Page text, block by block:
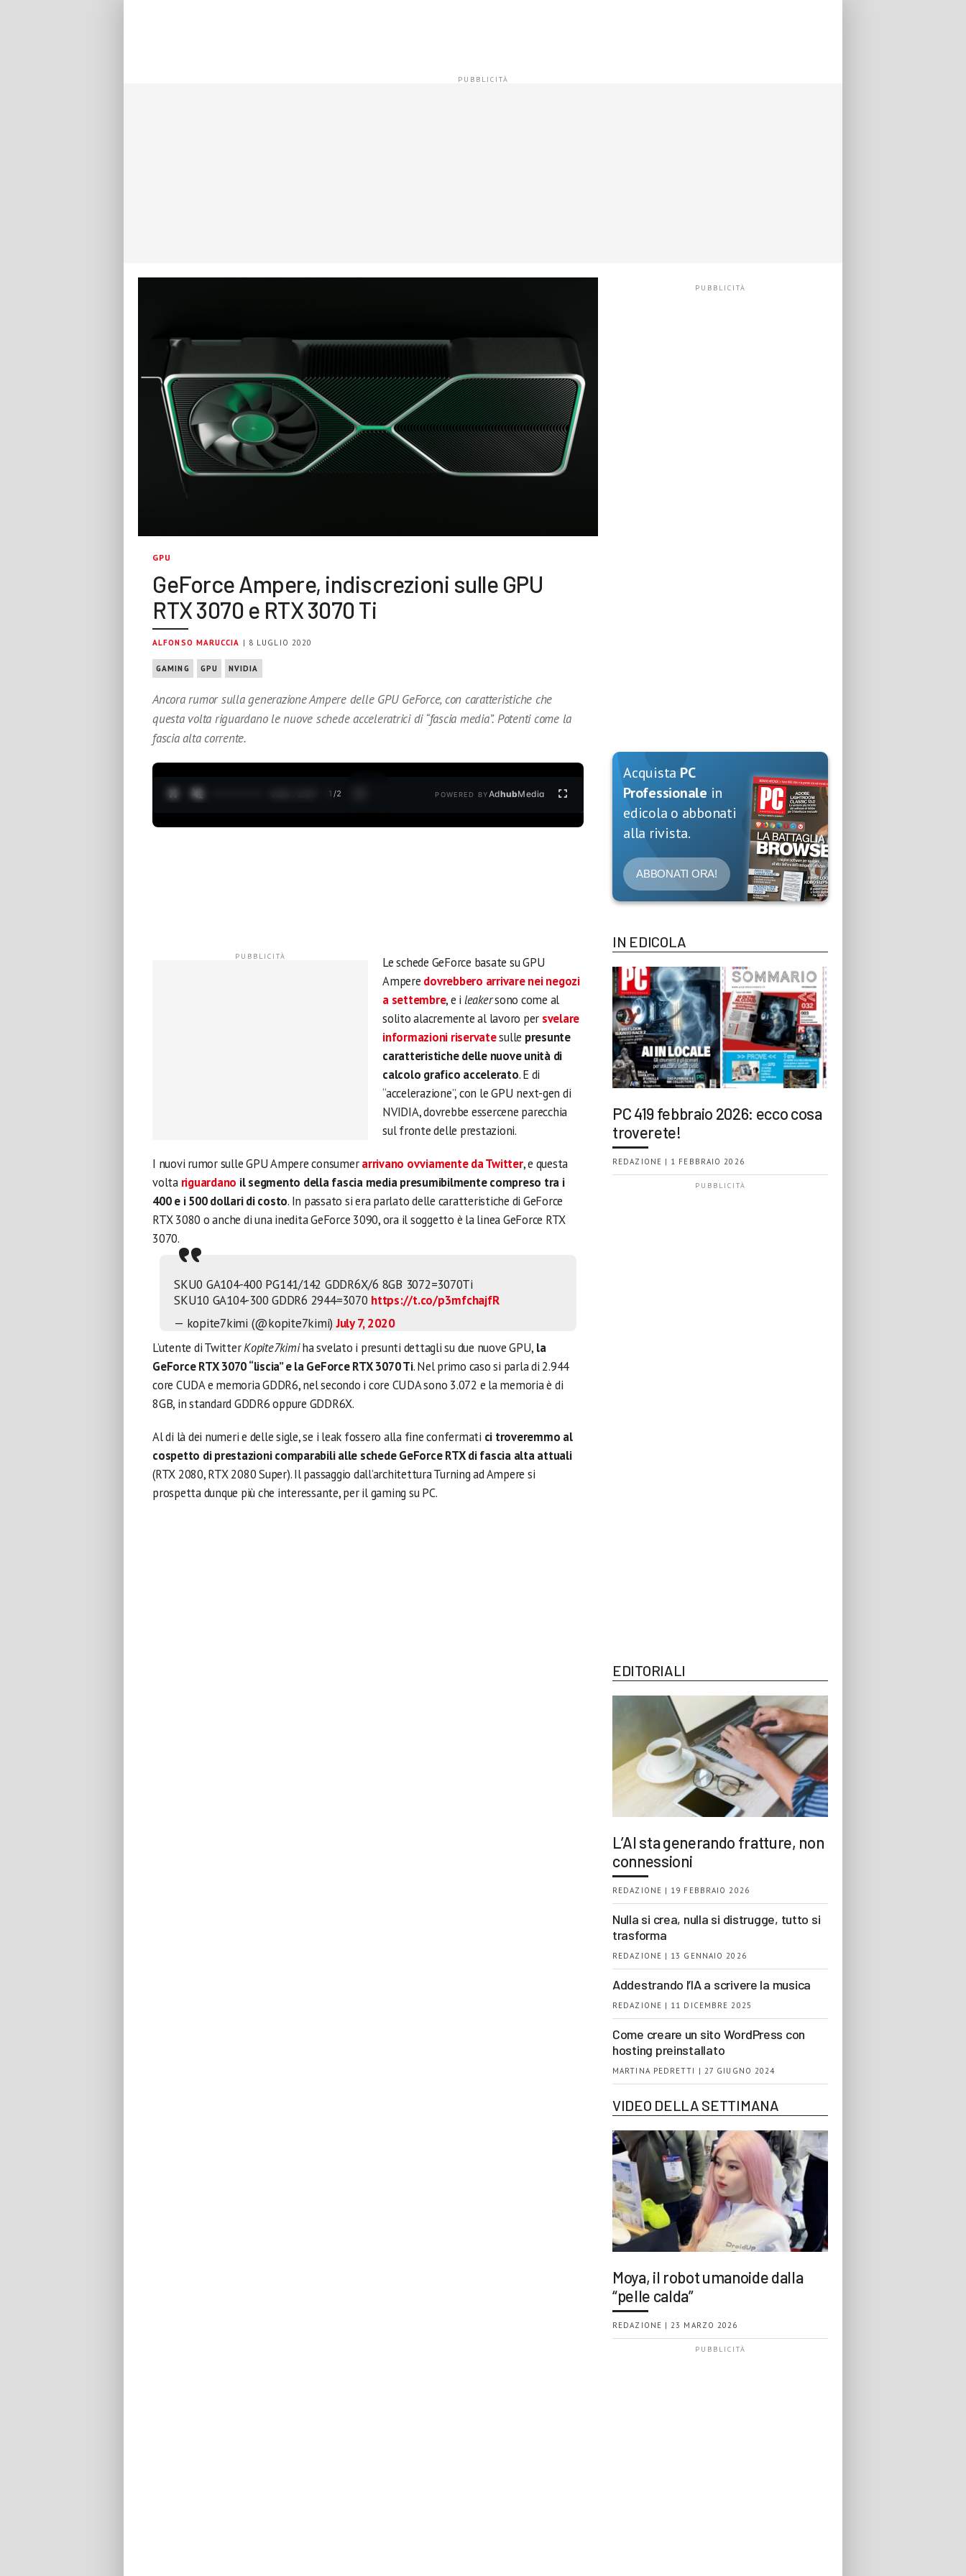
GPU
GeForce Ampere, indiscrezioni sulle GPU
RTX 3070 e RTX 3070 Ti
ALFONSO MARUCCIA | 8 LUGLIO 2020
GAMING GPU NVIDIA
Ancora rumor sulla generazione Ampere delle GPU GeForce, con caratteristiche che
questa volta riguardano le nuove schede acceleratrici di “fascia media”. Potenti come la
fascia alta corrente.
1 /2 POWERED BYAdhubMedia
Le schede GeForce basate su GPU
Ampere dovrebbero arrivare nei negozi
a settembre, e i leakersono come al
solito alacremente al lavoro per svelare
informazioni riservatesulle presunte
caratteristiche delle nuove unità di
calcolo grafico accelerato. E di
“accelerazione”, con le GPU next-gen di
NVIDIA, dovrebbe essercene parecchia
sul fronte delle prestazioni.
I nuovi rumor sulle GPU Ampere consumerarrivano ovviamente da Twitter, e questa
volta riguardano il segmento della fascia media presumibilmente compreso tra i
400 e i 500 dollari di costo. In passato si era parlato delle caratteristiche di GeForce
RTX 3080 o anche di una inedita GeForce 3090, ora il soggetto è la linea GeForce RTX
3070.
SKU0 GA104-400 PG141/142 GDDR6X/6 8GB 3072=3070Ti
SKU10 GA104-300 GDDR6 2944=3070 https://t.co/p3mfchajfR
— kopite7kimi (@kopite7kimi)July 7, 2020
L’utente di TwitterKopite7kimiha svelato i presunti dettagli su due nuove GPU, la
GeForce RTX 3070 “liscia” e la GeForce RTX 3070 Ti. Nel primo caso si parla di 2.944
core CUDA e memoria GDDR6, nel secondo i core CUDA sono 3.072 e la memoria è di
8GB, in standard GDDR6 oppure GDDR6X.
Al di là dei numeri e delle sigle, se i leak fossero alla fine confermati ci troveremmo al
cospetto di prestazioni comparabili alle schede GeForce RTX di fascia alta attuali
(RTX 2080, RTX 2080 Super). Il passaggio dall’architettura Turning ad Ampere si
prospetta dunque più che interessante, per il gaming su PC.
Acquista PC
Professionale in
edicola o abbonati
alla rivista.
ABBONATI ORA!
IN EDICOLA
PC 419 febbraio 2026: ecco cosa
troverete!
REDAZIONE | 1 FEBBRAIO 2026
EDITORIALI
L’AI sta generando fratture, non
connessioni
REDAZIONE | 19 FEBBRAIO 2026
Nulla si crea, nulla si distrugge, tutto si
trasforma
REDAZIONE | 13 GENNAIO 2026
Addestrando l’IA a scrivere la musica
REDAZIONE | 11 DICEMBRE 2025
Come creare un sito WordPress con
hosting preinstallato
MARTINA PEDRETTI | 27 GIUGNO 2024
VIDEO DELLA SETTIMANA
Moya, il robot umanoide dalla
“pelle calda”
REDAZIONE | 23 MARZO 2026